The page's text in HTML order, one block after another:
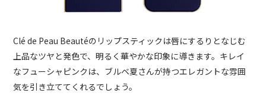
Clé de Peau Beautéのリップスティックは唇にするりとなじむ
上品なツヤと発色で、明るく華やかな印象に導きます。キレイ
なフューシャピンクは、ブルベ夏さんが持つエレガントな雰囲
気を引き立ててくれるでしょう。